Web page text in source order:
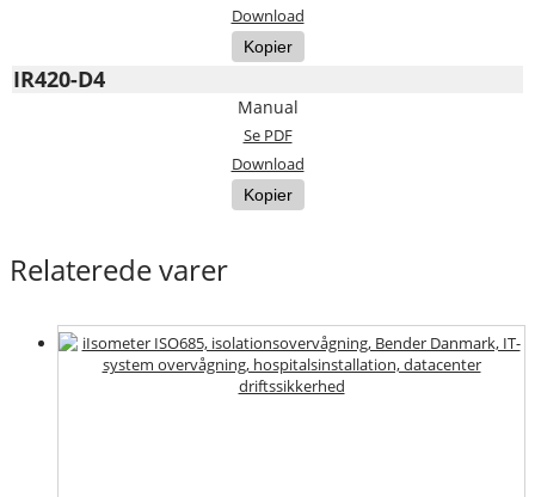
Download
Kopier
IR420-D4
Manual
Se PDF
Download
Kopier
Relaterede varer